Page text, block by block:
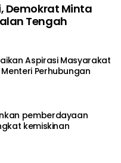
Demokrat Minta
Tengah
Aspirasi Masyarakat
Perhubungan
pemberdayaan
kemiskinan